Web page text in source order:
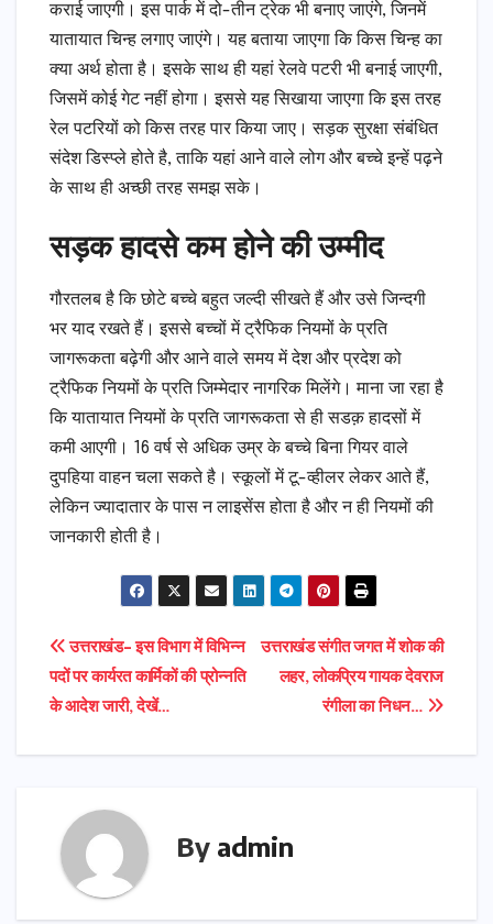
कराई जाएगी। इस पार्क में दो-तीन ट्रेक भी बनाए जाएंगे, जिनमें
यातायात चिन्ह लगाए जाएंगे। यह बताया जाएगा कि किस चिन्ह का
क्या अर्थ होता है। इसके साथ ही यहां रेलवे पटरी भी बनाई जाएगी,
जिसमें कोई गेट नहीं होगा। इससे यह सिखाया जाएगा कि इस तरह
रेल पटरियों को किस तरह पार किया जाए। सड़क सुरक्षा संबंधित
संदेश डिस्प्ले होते है, ताकि यहां आने वाले लोग और बच्चे इन्हें पढ़ने
के साथ ही अच्छी तरह समझ सके।
सड़क हादसे कम होने की उम्मीद
गौरतलब है कि छोटे बच्चे बहुत जल्दी सीखते हैं और उसे जिन्दगी
भर याद रखते हैं। इससे बच्चों में ट्रैफिक नियमों के प्रति
जागरूकता बढ़ेगी और आने वाले समय में देश और प्रदेश को
ट्रैफिक नियमों के प्रति जिम्मेदार नागरिक मिलेंगे। माना जा रहा है
कि यातायात नियमों के प्रति जागरूकता से ही सडक़ हादसों में
कमी आएगी। 16 वर्ष से अधिक उम्र के बच्चे बिना गियर वाले
दुपहिया वाहन चला सकते है। स्कूलों में टू-व्हीलर लेकर आते हैं,
लेकिन ज्यादातार के पास न लाइसेंस होता है और न ही नियमों की
जानकारी होती है।​
Post
navigation
उत्तराखंड संगीत जगत में शोक की
लहर, लोकप्रिय गायक देवराज
रंगीला का निधन…
उत्तराखंड- इस विभाग में विभिन्न
पदों पर कार्यरत कार्मिकों की प्रोन्नति
के आदेश जारी, देखें…
By admin